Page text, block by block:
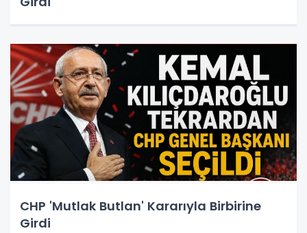
CHP 'Mutlak Butlan' Kararıyla Birbirine
Girdi